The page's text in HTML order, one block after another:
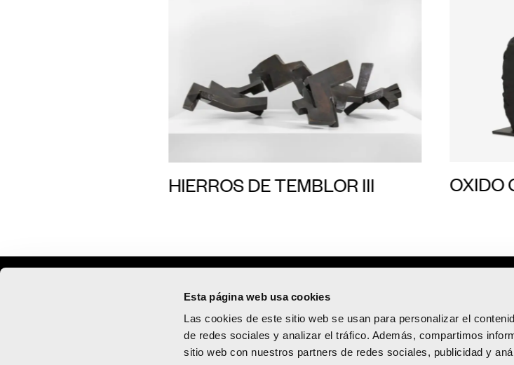
Esta página web usa cookies
Las cookies de este sitio web se usan para personalizar el
de redes sociales y analizar el tráfico. Además, compartimos
sitio web con nuestros partners de redes sociales, publicidad y
HIERROS DE TEMBLOR III OXIDO
Domingo de 10:00 a 15:00 h
Centro de Arte Hortensia Herrero.Calle del Mar, 31 – 46003